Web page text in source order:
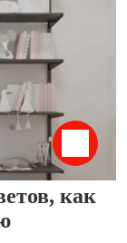
эксперткой
место,
жизнь. В
и как
его в
как